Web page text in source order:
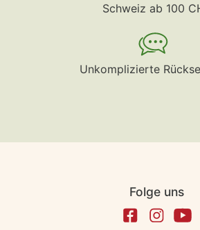
Schweiz ab 100
Unkomplizierte
Folge uns